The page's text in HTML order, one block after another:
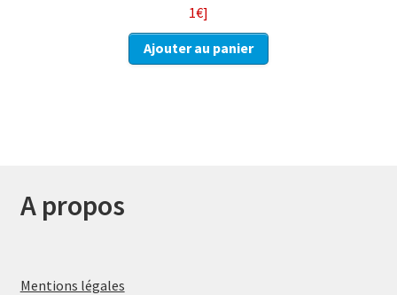
1€]
Ajouter au panier
A propos
Mentions légales